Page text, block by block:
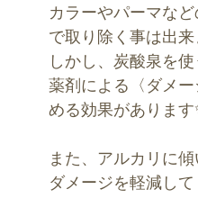
カラーやパーマな
で取り除く事は出
しかし、炭酸泉を
薬剤による〈ダメ
める効果があります
また、アルカリに
ダメージを軽減し